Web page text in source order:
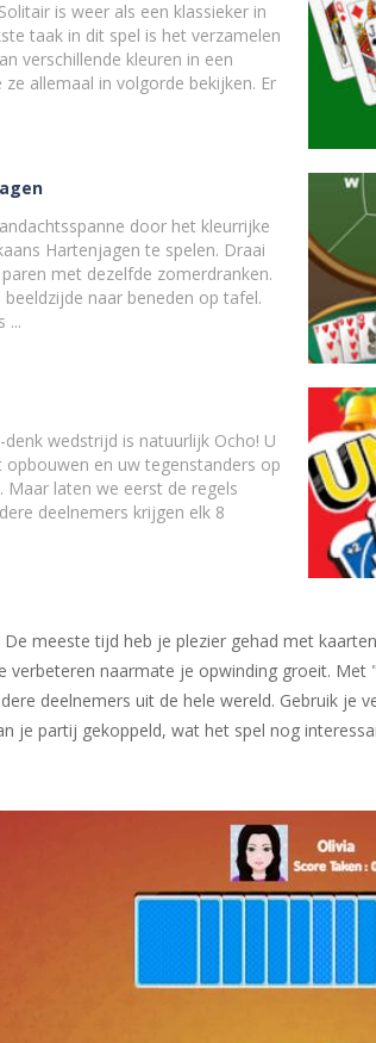
is weer als een klassieker in
taak in dit spel is het verzamelen
verschillende kleuren in een
allemaal in volgorde bekijken. Er
door het kleurrijke
Hartenjagen te spelen. Draai
met dezelfde zomerdranken.
naar beneden op tafel.
...
wedstrijd is natuurlijk Ocho! U
en uw tegenstanders op
Maar laten we eerst de regels
deelnemers krijgen elk 8
meeste tijd heb je plezier gehad met
verbeteren naarmate je opwinding groeit.
deelnemers uit de hele wereld. Gebruik je
je partij gekoppeld, wat het spel nog